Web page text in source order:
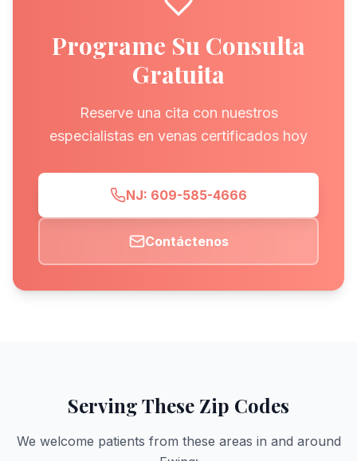
Programe Su Consulta
Gratuita
Reserve una cita con nuestros
especialistas en venas certificados hoy
NJ: 609-585-4666
Contáctenos
Serving These Zip Codes
We welcome patients from these areas in and around